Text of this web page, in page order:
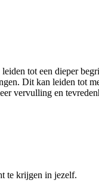
tot een dieper
Dit kan leiden tot
vervulling en
te krijgen in jezelf.